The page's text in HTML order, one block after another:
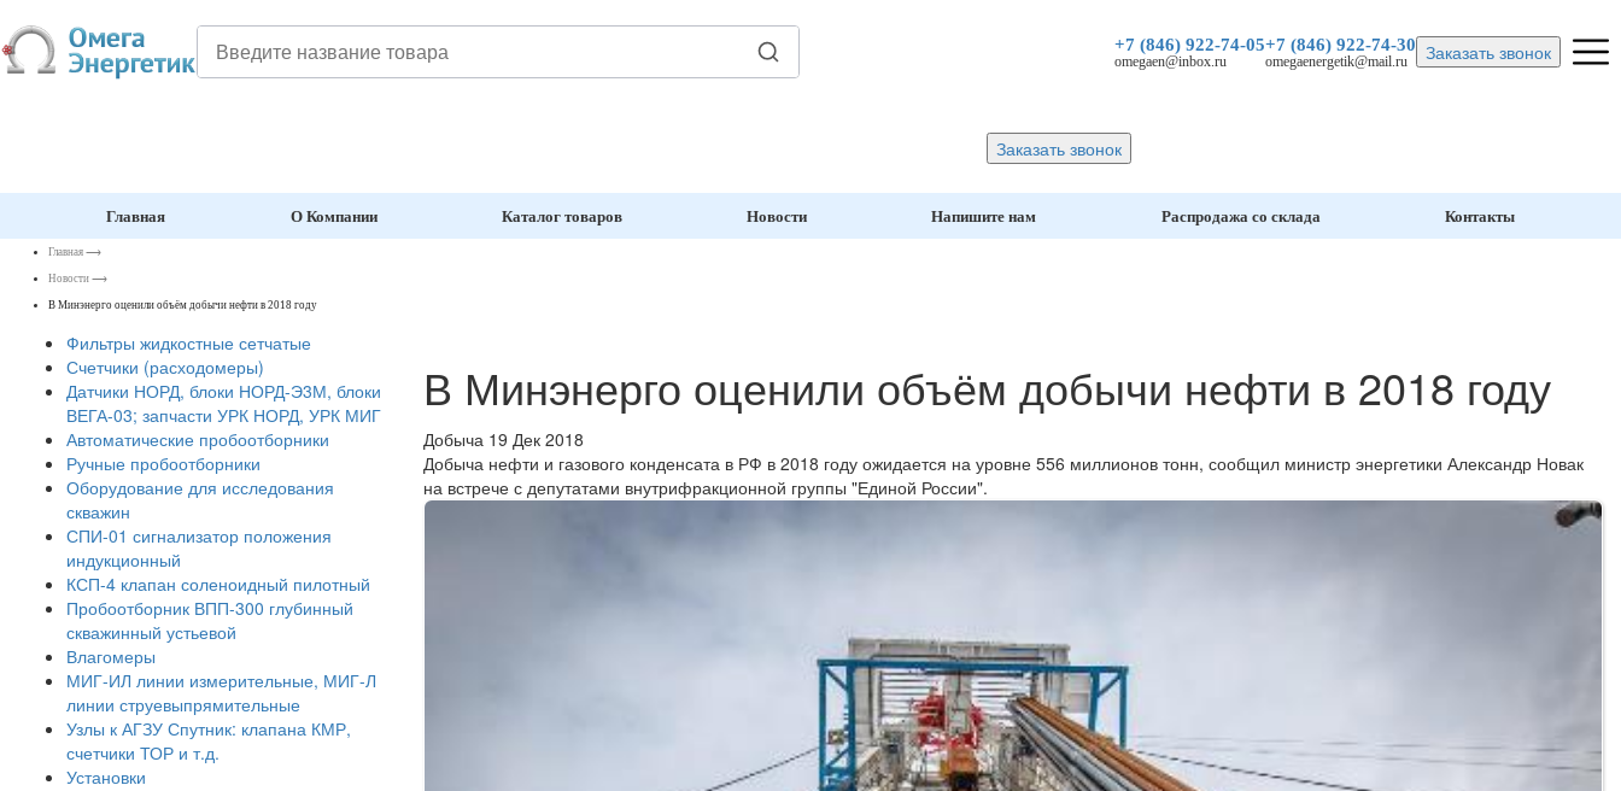
+7 (846) 922-74-05
omegaen@inbox.ru
+7 (846) 922-74-30
omegaenergetik@mail.ru Заказать звонок
Заказать звонок
Главная О Компании Каталог товаров Новости Напишите нам Распродажа со склада Контакты
Главная ⟶
Новости ⟶
В Минэнерго оценили объём добычи нефти в 2018 году
В Минэнерго оценили объём добычи нефти в 2018 году
Добыча 19 Дек 2018
Добыча нефти и газового конденсата в РФ в 2018 году ожидается на уровне 556 миллионов тонн, сообщил министр энергетики Александр Новак
на встрече с депутатами внутрифракционной группы "Единой России".
Фильтры жидкостные сетчатые
Счетчики (расходомеры)
Датчики НОРД, блоки НОРД-Э3М, блоки
ВЕГА-03; запчасти УРК НОРД, УРК МИГ
Автоматические пробоотборники
Ручные пробоотборники
Оборудование для исследования
скважин
СПИ-01 сигнализатор положения
индукционный
КСП-4 клапан соленоидный пилотный
Пробоотборник ВПП-300 глубинный
скважинный устьевой
Влагомеры
МИГ-ИЛ линии измерительные, МИГ-Л
линии струевыпрямительные
Узлы к АГЗУ Спутник: клапана КМР,
счетчики ТОР и т.д.
Установки